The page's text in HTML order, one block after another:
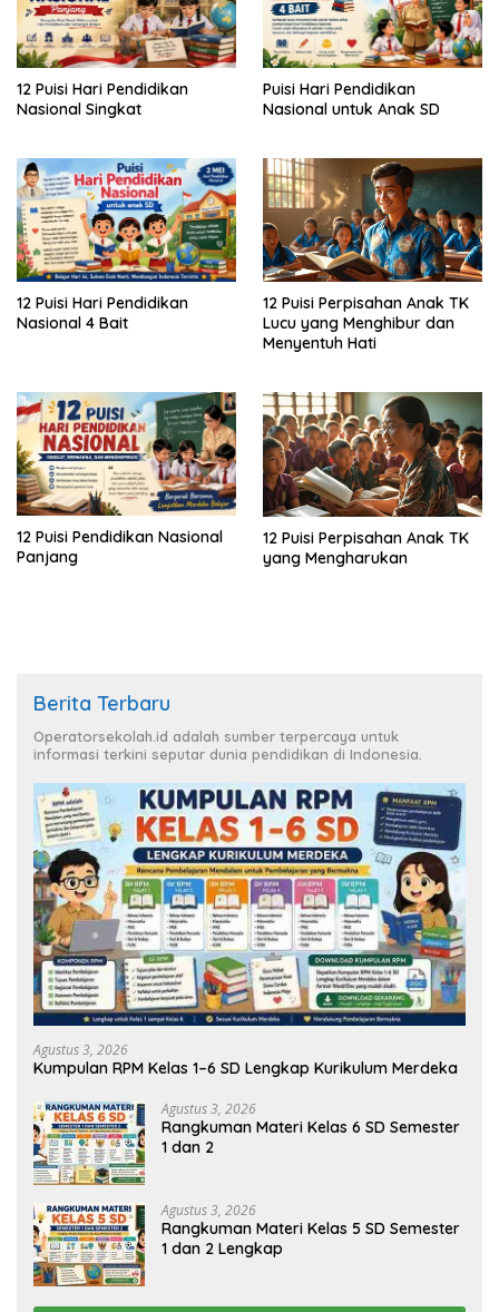
12 Puisi Hari Pendidikan
Nasional Singkat
Puisi Hari Pendidikan
Nasional untuk Anak SD
12 Puisi Hari Pendidikan
Nasional 4 Bait
12 Puisi Perpisahan Anak TK
Lucu yang Menghibur dan
Menyentuh Hati
12 Puisi Pendidikan Nasional
Panjang
12 Puisi Perpisahan Anak TK
yang Mengharukan
Berita Terbaru
Operatorsekolah.id adalah sumber terpercaya untuk
informasi terkini seputar dunia pendidikan di Indonesia.
Agustus 3, 2026
Kumpulan RPM Kelas 1–6 SD Lengkap Kurikulum Merdeka
Agustus 3, 2026
Rangkuman Materi Kelas 6 SD Semester
1 dan 2
Agustus 3, 2026
Rangkuman Materi Kelas 5 SD Semester
1 dan 2 Lengkap